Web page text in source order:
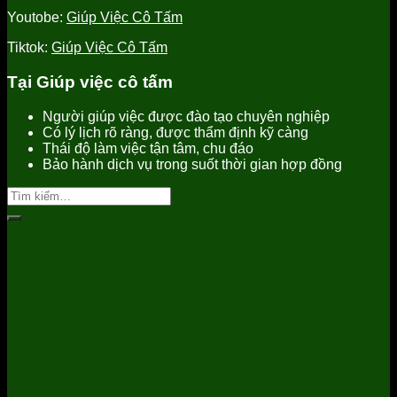
Youtobe: Giúp Việc Cô Tấm
Tiktok: Giúp Việc Cô Tấm
Tại Giúp việc cô tấm
Người giúp việc được đào tạo chuyên nghiệp
Có lý lịch rõ ràng, được thẩm định kỹ càng
Thái độ làm việc tận tâm, chu đáo
Bảo hành dịch vụ trong suốt thời gian hợp đồng
Tìm
kiếm: